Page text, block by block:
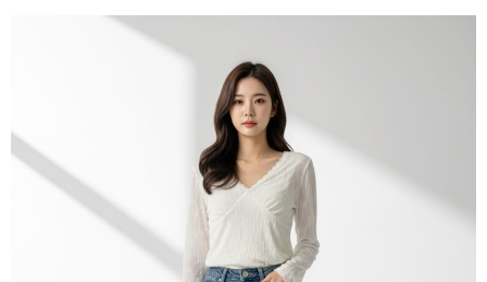
boleh melanjutkan tempoh pembayaran anda sebelum anda menerima
pesanan. Walau bagaimanapun, tiada jaminan bahawa anda boleh
menerima pesanan anda semasa tempoh pembayaran (cth.: produk
prapesanan atau produk yang mungkin mengambil masa yang lebih
lama untuk dihantar). Oleh itu, anda dikehendaki membuat pembayaran
kepada AFTEE dalam tempoh sama ada anda menerima pesanan.
Kedua, Sekatan Pembayaran
1. Jumlah yang diperakui untuk pengguna kali pertama boleh sehingga
NT$10,000. Amaun diperakui sebenar yang diluluskan akan berdasarkan
keputusan pensijilan dan semakan oleh AFTEE.
2. Amaun perbelanjaan minimum mestilah lebih besar daripada NT$20.
3. Pada masa ini hanya tersedia untuk ahli Taiwan.
NT$70/pesanan | Penghantaran percuma untuk pesanan